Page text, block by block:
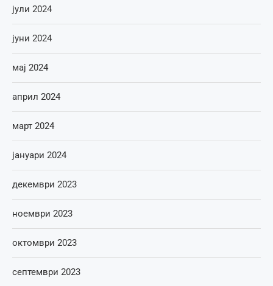
јули 2024
јуни 2024
мај 2024
април 2024
март 2024
јануари 2024
декември 2023
ноември 2023
октомври 2023
септември 2023